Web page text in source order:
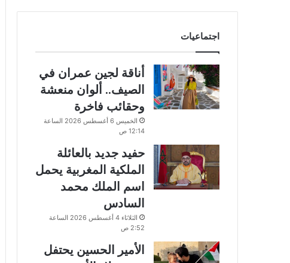
اجتماعيات
أناقة لجين عمران في
الصيف.. ألوان منعشة
وحقائب فاخرة
الخميس 6 أغسطس 2026 الساعة
12:14 ص
حفيد جديد بالعائلة
الملكية المغربية يحمل
اسم الملك محمد
السادس
الثلاثاء 4 أغسطس 2026 الساعة
2:52 ص
الأمير الحسين يحتفل